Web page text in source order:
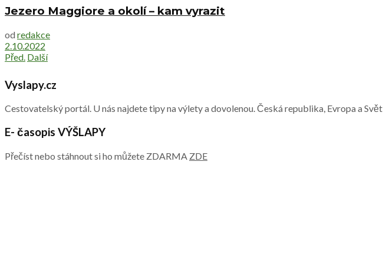
Jezero Maggiore a okolí – kam vyrazit
od redakce
2.10.2022
Před. Další
Vyslapy.cz
Cestovatelský portál. U nás najdete tipy na výlety a dovolenou. Česká republika, Evropa a Svět
E- časopis VÝŠLAPY
Přečíst nebo stáhnout si ho můžete ZDARMA ZDE